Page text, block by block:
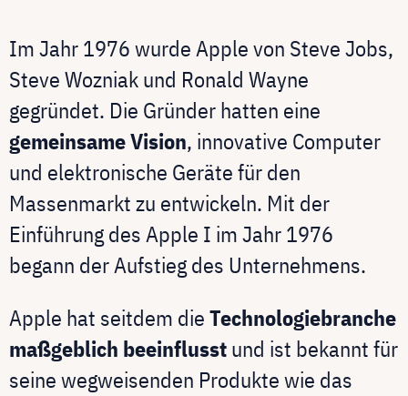
Im Jahr 1976 wurde Apple von Steve Jobs,
Steve Wozniak und Ronald Wayne
gegründet. Die Gründer hatten eine
gemeinsame Vision, innovative Computer
und elektronische Geräte für den
Massenmarkt zu entwickeln. Mit der
Einführung des Apple I im Jahr 1976
begann der Aufstieg des Unternehmens.
Apple hat seitdem dieTechnologiebranche
maßgeblich beeinflusstund ist bekannt für
seine wegweisenden Produkte wie das